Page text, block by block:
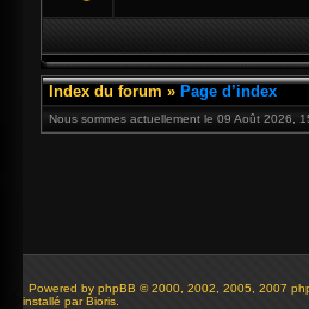
Index du forum » Page d’index
Nous sommes actuellement le 09 Août 2026,
Powered by phpBB © 2000, 2002, 2005, 2007
installé par Bioris.